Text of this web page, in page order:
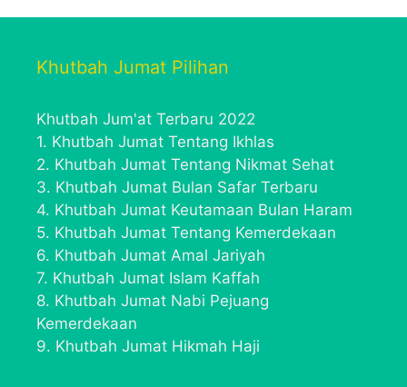
Khutbah Jumat Pilihan
Khutbah Jum'at Terbaru 2022
1. Khutbah Jumat Tentang Ikhlas
2. Khutbah Jumat Tentang Nikmat Sehat
3. Khutbah Jumat Bulan Safar Terbaru
4. Khutbah Jumat Keutamaan Bulan Haram
5. Khutbah Jumat Tentang Kemerdekaan
6. Khutbah Jumat Amal Jariyah
7. Khutbah Jumat Islam Kaffah
8. Khutbah Jumat Nabi Pejuang
Kemerdekaan
9. Khutbah Jumat Hikmah Haji